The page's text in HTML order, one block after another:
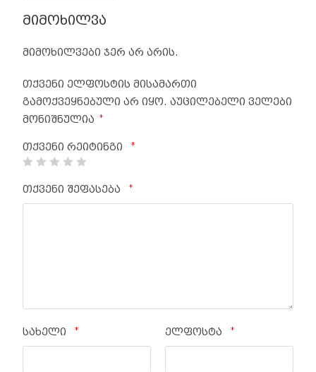
მიმოხილვა
მიმოხილვები ჯერ არ არის.
თქვენი ელფოსტის მისამართი
გამოქვეყნებული არ იყო. აუცილებელი ველები
მონიშნულია
*
თქვენი რეიტინგი *
თქვენი შეფასება *
სახელი * ელფოსტა *